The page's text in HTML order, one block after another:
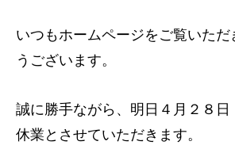
いつもホームページをご覧いただ
うございます。
誠に勝手ながら、明日４月２８
休業とさせていただきます。